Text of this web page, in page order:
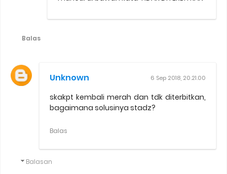
Balas
Unknown 6 Sep 2018, 20.21.00
skakpt kembali merah dan tdk diterbitkan,
bagaimana solusinya stadz?
Balas
Balasan